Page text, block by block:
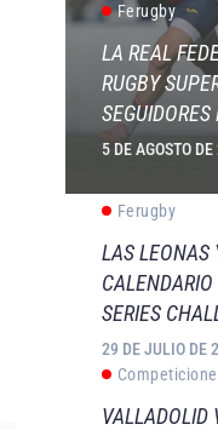
Ferugby
LA REAL
RUGBY
5 DE AGOSTO
Ferugby
LAS LEONAS
SERIES
29 DE JULIO DE
VALLADOLID